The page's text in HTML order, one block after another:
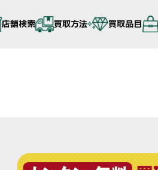
店舗検索 買取方法 買取品目